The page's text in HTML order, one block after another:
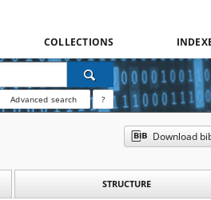
COLLECTIONS
Advanced search ?
Download
STRUCTURE